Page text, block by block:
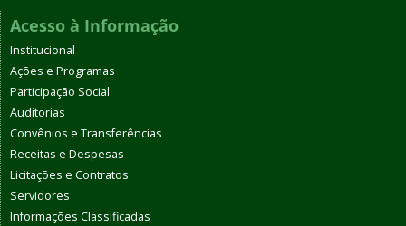
Acesso à Informação
Institucional
Ações e Programas
Participação Social
Auditorias
Convênios e Transferências
Receitas e Despesas
Licitações e Contratos
Servidores
Informações Classificadas